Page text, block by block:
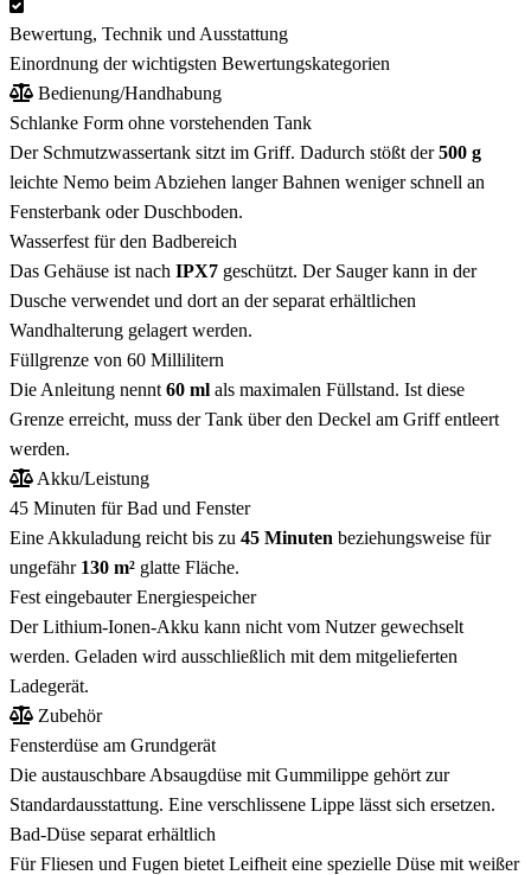
Bewertung, Technik und Ausstattung
Einordnung der wichtigsten Bewertungskategorien
Bedienung/Handhabung
Schlanke Form ohne vorstehenden Tank
Der Schmutzwassertank sitzt im Griff. Dadurch stößt der500 g
leichte Nemo beim Abziehen langer Bahnen weniger schnell an
Fensterbank oder Duschboden.
Wasserfest für den Badbereich
Das Gehäuse ist nach IPX7 geschützt. Der Sauger kann in der
Dusche verwendet und dort an der separat erhältlichen
Wandhalterung gelagert werden.
Füllgrenze von 60 Millilitern
Die Anleitung nennt 60 ml als maximalen Füllstand. Ist diese
Grenze erreicht, muss der Tank über den Deckel am Griff entleert
werden.
Akku/Leistung
45 Minuten für Bad und Fenster
Eine Akkuladung reicht bis zu 45 Minuten beziehungsweise für
ungefähr 130 m² glatte Fläche.
Fest eingebauter Energiespeicher
Der Lithium-Ionen-Akku kann nicht vom Nutzer gewechselt
werden. Geladen wird ausschließlich mit dem mitgelieferten
Ladegerät.
Zubehör
Fensterdüse am Grundgerät
Die austauschbare Absaugdüse mit Gummilippe gehört zur
Standardausstattung. Eine verschlissene Lippe lässt sich ersetzen.
Bad-Düse separat erhältlich
Für Fliesen und Fugen bietet Leifheit eine spezielle Düse mit weißer